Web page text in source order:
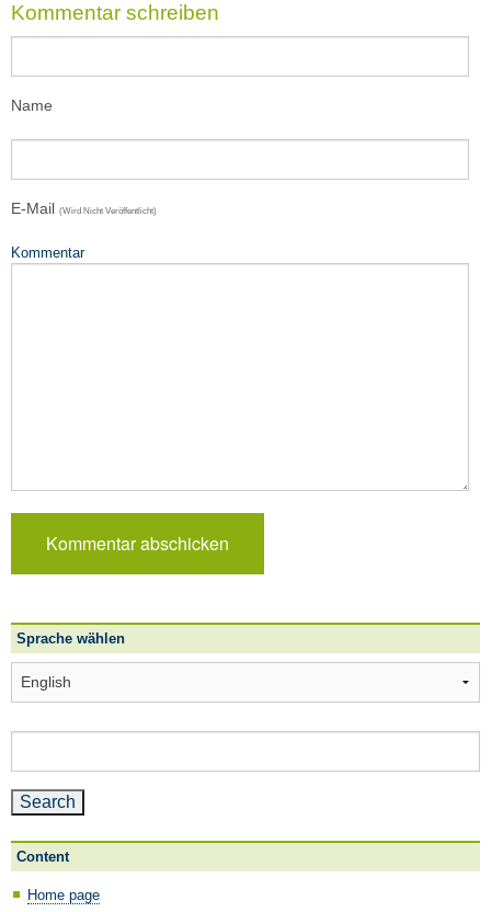
Kommentar schreiben
Name
E-Mail (wird Nicht Veröffentlicht)
Kommentar
Sprache wählen
wählen
Content
Home page